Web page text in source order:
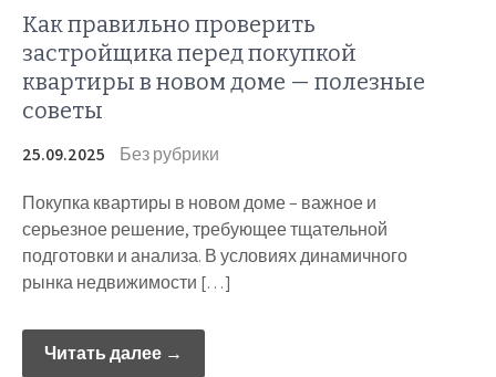
Как правильно проверить
застройщика перед покупкой
квартиры в новом доме — полезные
советы
25.09.2025 Без рубрики
Покупка квартиры в новом доме – важное и
серьезное решение, требующее тщательной
подготовки и анализа. В условиях динамичного
рынка недвижимости […]
Читать далее →